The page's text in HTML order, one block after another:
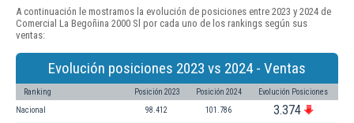
A continuación le mostramos la evolución de posiciones entre 2023 y 2024 de
Comercial La Begoñina 2000 Sl por cada uno de los rankings según sus
ventas:
Evolución posiciones 2023 vs 2024 - Ventas
Ranking Posición 2023 Posición 2024 Evolución Posiciones
Nacional 98.412 101.786 3.374